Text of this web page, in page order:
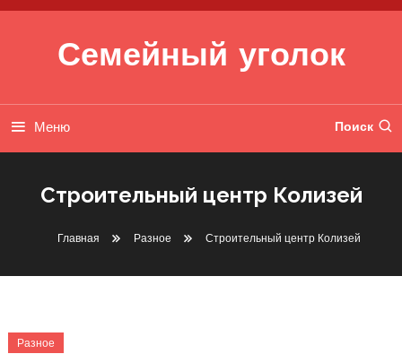
Перейти к содержимому
Семейный уголок
Меню Поиск
Строительный центр Колизей
Главная Разное Строительный центр Колизей
Разное